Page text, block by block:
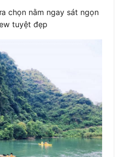
chọn nằm ngay sát ngọn
tuyệt đẹp